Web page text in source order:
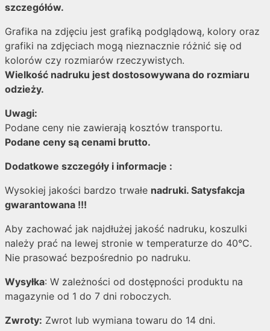
szczegółów.
Grafika na zdjęciu jest grafiką podglądową, kolory oraz
grafiki na zdjęciach mogą nieznacznie różnić się od
kolorów czy rozmiarów rzeczywistych.
Wielkość nadruku jest dostosowywana do rozmiaru
odzieży.
Uwagi:
Podane ceny nie zawierają kosztów transportu.
Podane ceny są cenami brutto.
Dodatkowe szczegóły i informacje :
Wysokiej jakości bardzo trwałe nadruki. Satysfakcja
gwarantowana !!!
Aby zachować jak najdłużej jakość nadruku, koszulki
należy prać na lewej stronie w temperaturze do 40°C.
Nie prasować bezpośrednio po nadruku.
Wysyłka: W zależności od dostępności produktu na
magazynie od 1 do 7 dni roboczych.
Zwroty: Zwrot lub wymiana towaru do 14 dni.